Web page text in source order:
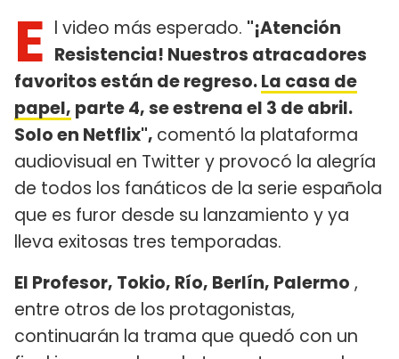
E l video más esperado. "¡Atención
Resistencia! Nuestros atracadores
favoritos están de regreso.La casa de
papel, parte 4, se estrena el 3 de abril.
Solo en Netflix", comentó la plataforma
audiovisual en Twitter y provocó la alegría
de todos los fanáticos de la serie española
que es furor desde su lanzamiento y ya
lleva exitosas tres temporadas.
El Profesor, Tokio, Río, Berlín, Palermo ,
entre otros de los protagonistas,
continuarán la trama que quedó con un